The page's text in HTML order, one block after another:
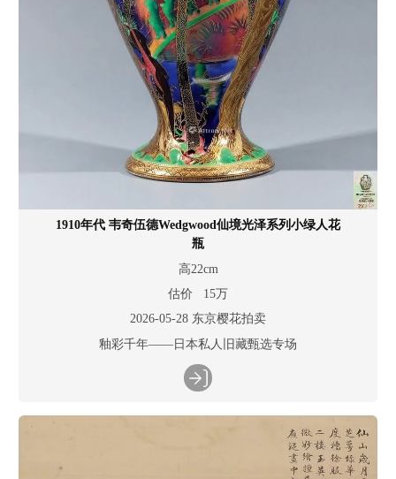
1910年代 韦奇伍德Wedgwood仙境光泽系列小绿人花
瓶
高22cm
估价 15万
2026-05-28 东京樱花拍卖
釉彩千年——日本私人旧藏甄选专场